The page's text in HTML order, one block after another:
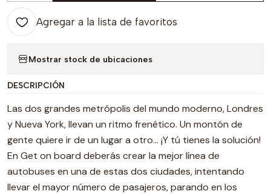
Agregar a la lista de favoritos
Mostrar stock de ubicaciones
DESCRIPCIÓN
Las dos grandes metrópolis del mundo moderno, Londres
y Nueva York, llevan un ritmo frenético. Un montón de
gente quiere ir de un lugar a otro… ¡Y tú tienes la solución!
En Get on board deberás crear la mejor línea de
autobuses en una de estas dos ciudades, intentando
llevar el mayor número de pasajeros, parando en los